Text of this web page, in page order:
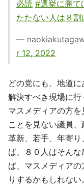
必読 #選挙に勝て
たたない人は８割
—
r 12, 2022
どの党にも、地道
解決すべき現場に
マスメディアの方
ことを見ない議員、
革新、若手、年寄
ば、８０人はそん
ば、マスメディア
りするかもしれない。